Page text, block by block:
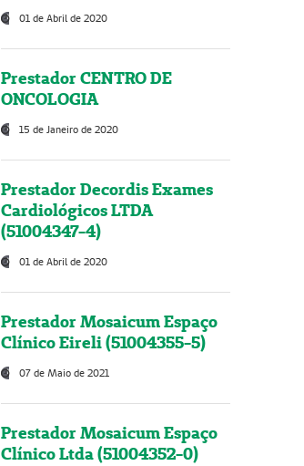
01 de Abril de 2020
Prestador CENTRO DE
ONCOLOGIA
15 de Janeiro de 2020
Prestador Decordis Exames
Cardiológicos LTDA
(51004347-4)
01 de Abril de 2020
Prestador Mosaicum Espaço
Clínico Eireli (51004355-5)
07 de Maio de 2021
Prestador Mosaicum Espaço
Clínico Ltda (51004352-0)